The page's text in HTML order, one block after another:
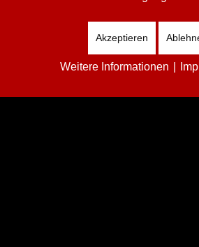
Akzeptieren
Weitere Informationen